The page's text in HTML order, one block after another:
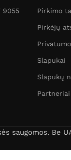
9055 Pirkimo
Pirkėjų
Slapukai
Slapukų
Partneriai
saugomos. Be